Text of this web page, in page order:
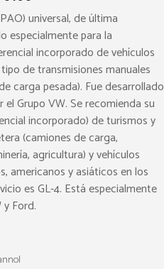
universal, de última
especialmente para la
incorporado de vehículos
de transmisiones manuales
carga pesada). Fue desarrollado
Grupo VW. Se recomienda su
incorporado) de turismos y
(camiones de carga,
agricultura) y vehículos
americanos y asiáticos en los
es GL-4. Está especialmente
Ford.